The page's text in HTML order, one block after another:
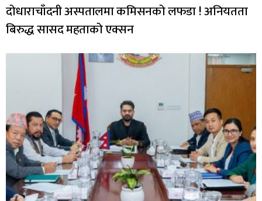
दोधाराचाँदनी अस्पतालमा कमिसनको लफडा ! अनियतता
बिरुद्ध सासद महताको एक्सन